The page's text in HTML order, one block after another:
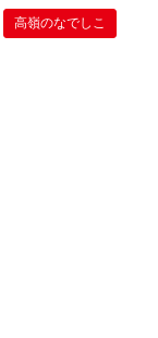
高嶺のなでしこ